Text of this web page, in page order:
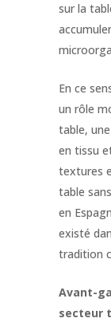
sur la
En ce
un rôle
table,
en tissu
textures
table
en
existé
tradition
Avant-
secteur